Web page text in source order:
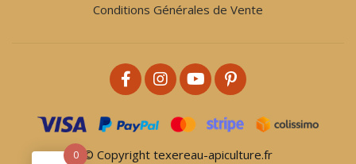
Conditions Générales de Vente
© Copyright texereau-apiculture.fr
0